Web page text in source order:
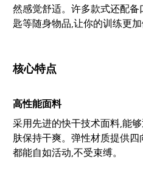
然感觉舒适。许多款式还配
匙等随身物品,让你的训练更加
核心特点
高性能面料
采用先进的快干技术面料,能
肤保持干爽。弹性材质提供
都能自如活动,不受束缚。